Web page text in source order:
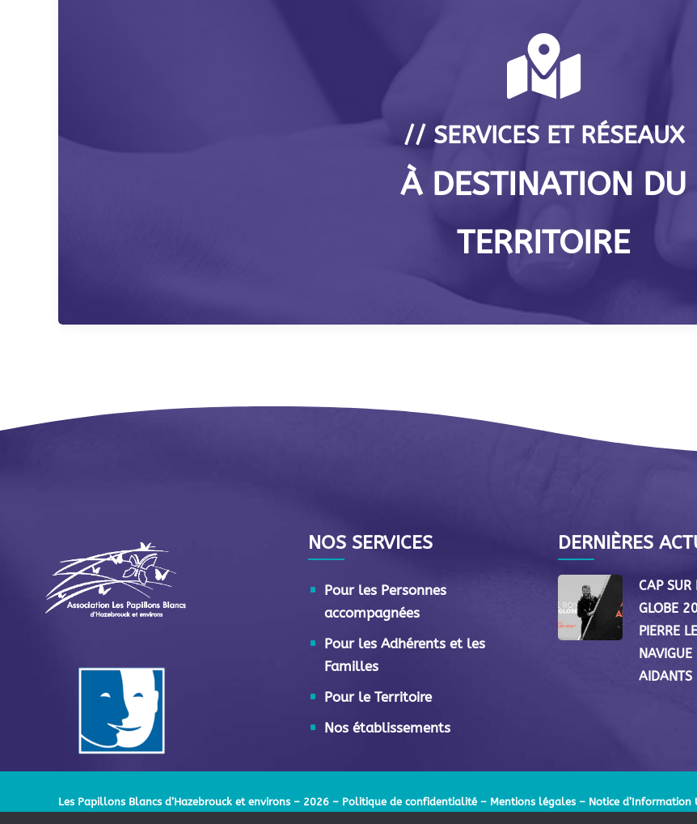

// SERVICES ET RÉSEAUX
À DESTINATION DU
TERRITOIRE
NOS SERVICES
Pour les Personnes
accompagnées
Pour les Adhérents et les
Familles
Pour le Territoire
Nos établissements
DERNIÈRES
CAP SUR
GLOBE
PIERRE
NAVIGUE
AIDANTS
Les Papillons Blancs d’Hazebrouck et environs – 2026 – Politique de confidentialité – Mentions légales – Notice d’Information